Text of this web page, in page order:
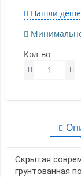
Нашли
Кол-во
Скрытая
грунтованная